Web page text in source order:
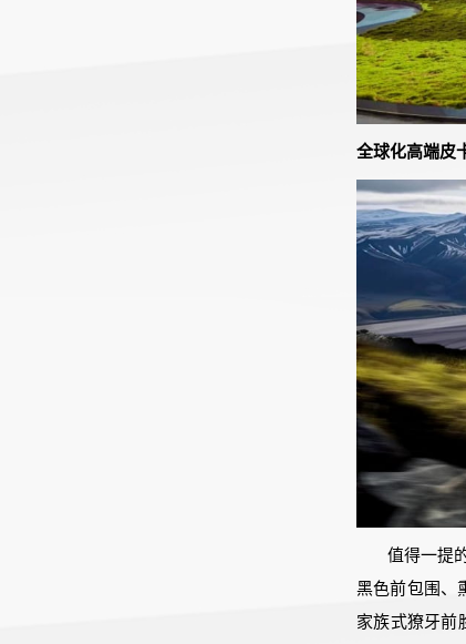
全球化高端皮
值得一提
黑色前包围、
家族式獠牙前